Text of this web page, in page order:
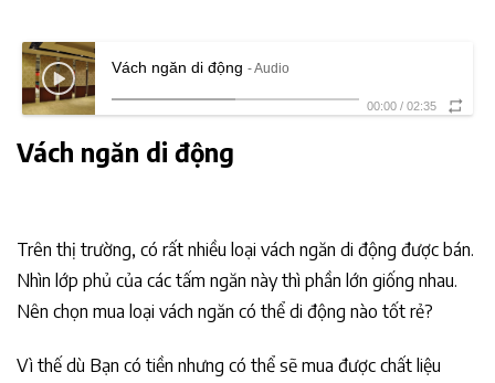
Vách ngăn di động - Audio
00:00 / 02:35
Vách ngăn di động
Trên thị trường, có rất nhiều loại vách ngăn di động được bán.
Nhìn lớp phủ của các tấm ngăn này thì phần lớn giống nhau.
Nên chọn mua loại vách ngăn có thể di động nào tốt rẻ?
Vì thế dù Bạn có tiền nhưng có thể sẽ mua được chất liệu